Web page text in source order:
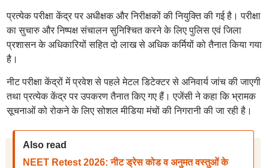
प्रत्येक परीक्षा केंद्र पर अधीक्षक और निरीक्षकों की नियुक्ति की गई है। परीक्षा
का सुचारु और निष्पक्ष संचालन सुनिश्चित करने के लिए पुलिस एवं जिला
प्रशासन के अधिकारियों सहित दो लाख से अधिक कर्मियों को तैनात किया गया
है।
नीट परीक्षा केंद्रों में प्रवेश से पहले मेटल डिटेक्टर से अनिवार्य जांच की जाएगी
तथा प्रत्येक केंद्र पर उपकरण तैनात किए गए हैं। एजेंसी ने कहा कि भ्रामक
सूचनाओं को रोकने के लिए सोशल मीडिया मंचों की निगरानी की जा रही है।
Also read
NEET Retest 2026: नीट ड्रेस कोड व अनुमत वस्तुओं के